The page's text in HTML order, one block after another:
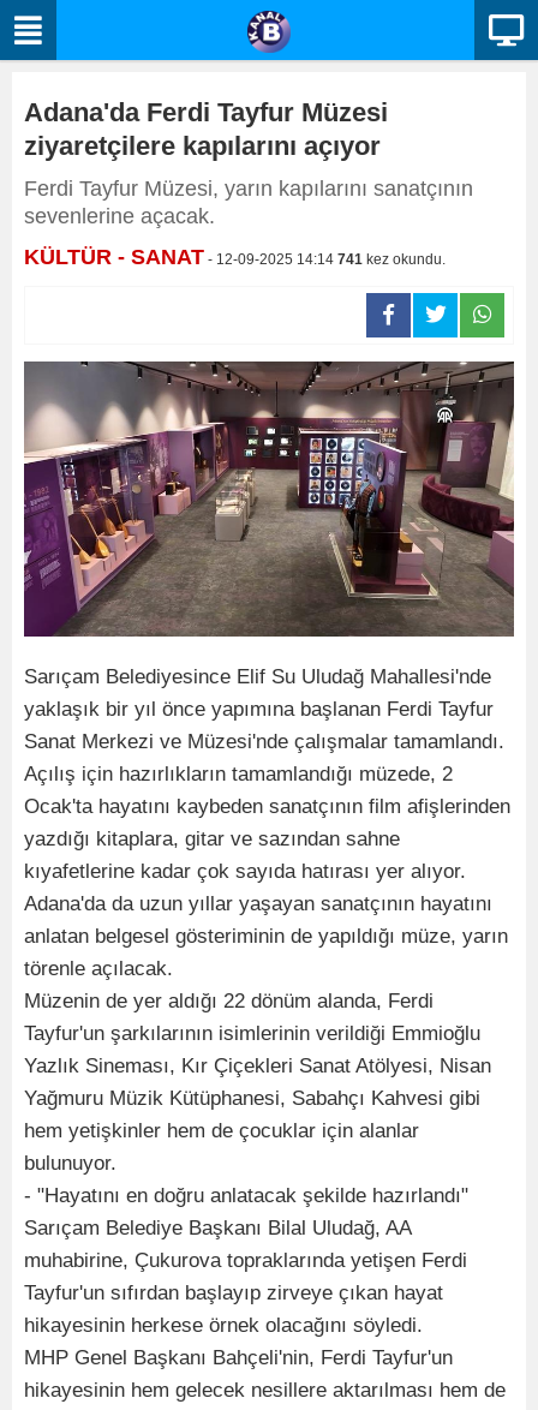
Adana'da Ferdi Tayfur Müzesi
ziyaretçilere kapılarını açıyor
Ferdi Tayfur Müzesi, yarın kapılarını sanatçının
sevenlerine açacak.
KÜLTÜR - SANAT - 12-09-2025 14:14 741 kez okundu.
Sarıçam Belediyesince Elif Su Uludağ Mahallesi'nde
yaklaşık bir yıl önce yapımına başlanan Ferdi Tayfur
Sanat Merkezi ve Müzesi'nde çalışmalar tamamlandı.
Açılış için hazırlıkların tamamlandığı müzede, 2
Ocak'ta hayatını kaybeden sanatçının film afişlerinden
yazdığı kitaplara, gitar ve sazından sahne
kıyafetlerine kadar çok sayıda hatırası yer alıyor.
Adana'da da uzun yıllar yaşayan sanatçının hayatını
anlatan belgesel gösteriminin de yapıldığı müze, yarın
törenle açılacak.
Müzenin de yer aldığı 22 dönüm alanda, Ferdi
Tayfur'un şarkılarının isimlerinin verildiği Emmioğlu
Yazlık Sineması, Kır Çiçekleri Sanat Atölyesi, Nisan
Yağmuru Müzik Kütüphanesi, Sabahçı Kahvesi gibi
hem yetişkinler hem de çocuklar için alanlar
bulunuyor.
- "Hayatını en doğru anlatacak şekilde hazırlandı"
Sarıçam Belediye Başkanı Bilal Uludağ, AA
muhabirine, Çukurova topraklarında yetişen Ferdi
Tayfur'un sıfırdan başlayıp zirveye çıkan hayat
hikayesinin herkese örnek olacağını söyledi.
MHP Genel Başkanı Bahçeli'nin, Ferdi Tayfur'un
hikayesinin hem gelecek nesillere aktarılması hem de